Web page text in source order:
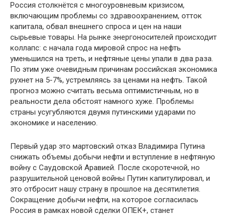
Россия столкнётся с многоуровневым кризисом,
включающим проблемы со здравоохранением, отток
капитала, обвал внешнего спроса и цен на наши
сырьевые товары. На рынке энергоносителей происходит
коллапс: с начала года мировой спрос на нефть
уменьшился на треть, и нефтяные цены упали в два раза.
По этим уже очевидным причинам российская экономика
рухнет на 5-7%, устремляясь за ценами на нефть. Такой
прогноз можно считать весьма оптимистичным, но в
реальности дела обстоят намного хуже. Проблемы
страны усугубляются двумя путинскими ударами по
экономике и населению.
Первый удар это мартовский отказ Владимира Путина
снижать объемы добычи нефти и вступление в нефтяную
войну с Саудовской Аравией. После скоротечной, но
разрушительной ценовой войны Путин капитулировал, и
это отбросит нашу страну в прошлое на десятилетия.
Сокращение добычи нефти, на которое согласилась
Россия в рамках новой сделки ОПЕК+, станет